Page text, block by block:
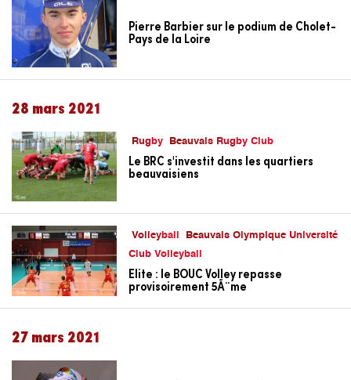
Pierre Barbier sur le podium de Cholet-
Pays de la Loire
28 mars 2021
Rugby Beauvais Rugby Club
Le BRC s'investit dans les quartiers
beauvaisiens
Volleyball
Beauvais Olympique Université
Club Volleyball
Elite : le BOUC Volley repasse
provisoirement 5Ã¨me
27 mars 2021